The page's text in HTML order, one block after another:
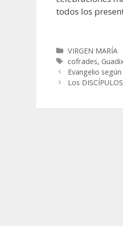
todos los
Categorías
VIRGEN MARÍA
Etiquetas
cofrades,
Evangelio
Los